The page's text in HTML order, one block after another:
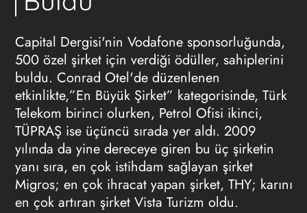
Capital Dergisi'nin Vodafone sponsorluğunda,
500 özel şirket için verdiği ödüller, sahiplerini
buldu. Conrad Otel'de düzenlenen
etkinlikte,”En Büyük Şirket” kategorisinde, Türk
Telekom birinci olurken, Petrol Ofisi ikinci,
TÜPRAŞ ise üçüncü sırada yer aldı. 2009
yılında da yine dereceye giren bu üç şirketin
yanı sıra, en çok istihdam sağlayan şirket
Migros; en çok ihracat yapan şirket, THY; karını
en çok artıran şirket Vista Turizm oldu.